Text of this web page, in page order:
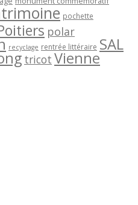
pochette
polar
recyclage rentrée littéraire SAL
tricot Vienne